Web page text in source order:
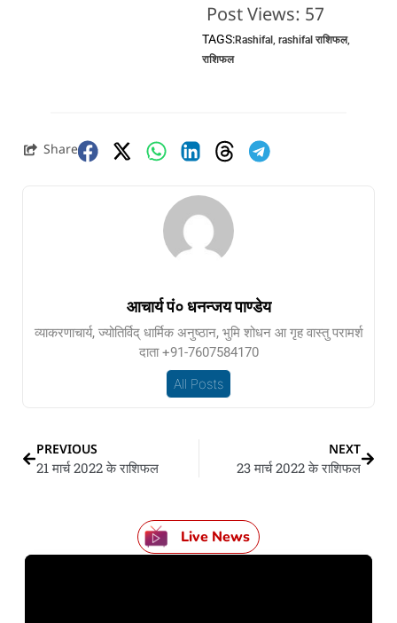
Post Views: 57
TAGS:Rashifal , rashifal राशिफल,
राशिफल
Share
आचार्य पं० धनन्जय पाण्डेय
व्याकरणाचार्य, ज्योतिर्विद् धार्मिक अनुष्ठान, भुमि शोधन आ गृह वास्तु परामर्श
दाता +91-7607584170
All Posts
PREVIOUS
21 मार्च 2022 के राशिफल
NEXT
23 मार्च 2022 के राशिफल
Live News